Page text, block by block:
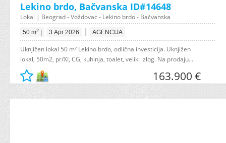
Lekino brdo, Bačvanska ID#14648
Lokal | Beograd - Voždovac - Lekino brdo - Bačvanska
50 m2 3 Apr 2026 | AGENCIJA
Uknjižen lokal 50 m² Lekino brdo, odlična investicija. Uknjižen
lokal, 50m2, pr/XI, CG, kuhinja, toalet, veliki izlog. Na prodaju...
163.900 €